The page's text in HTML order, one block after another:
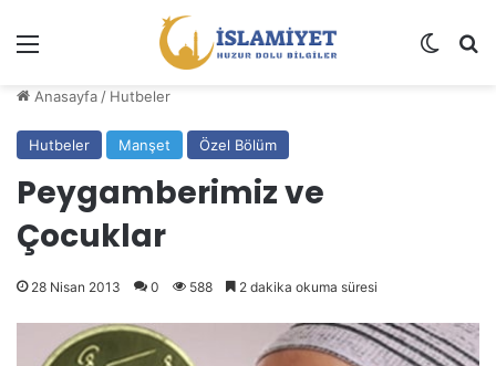
Dış
Anasayfa / Hutbeler
Hutbeler Manşet Özel Bölüm
Peygamberimiz ve
Çocuklar
28 Nisan 2013 0 588 2 dakika okuma süresi